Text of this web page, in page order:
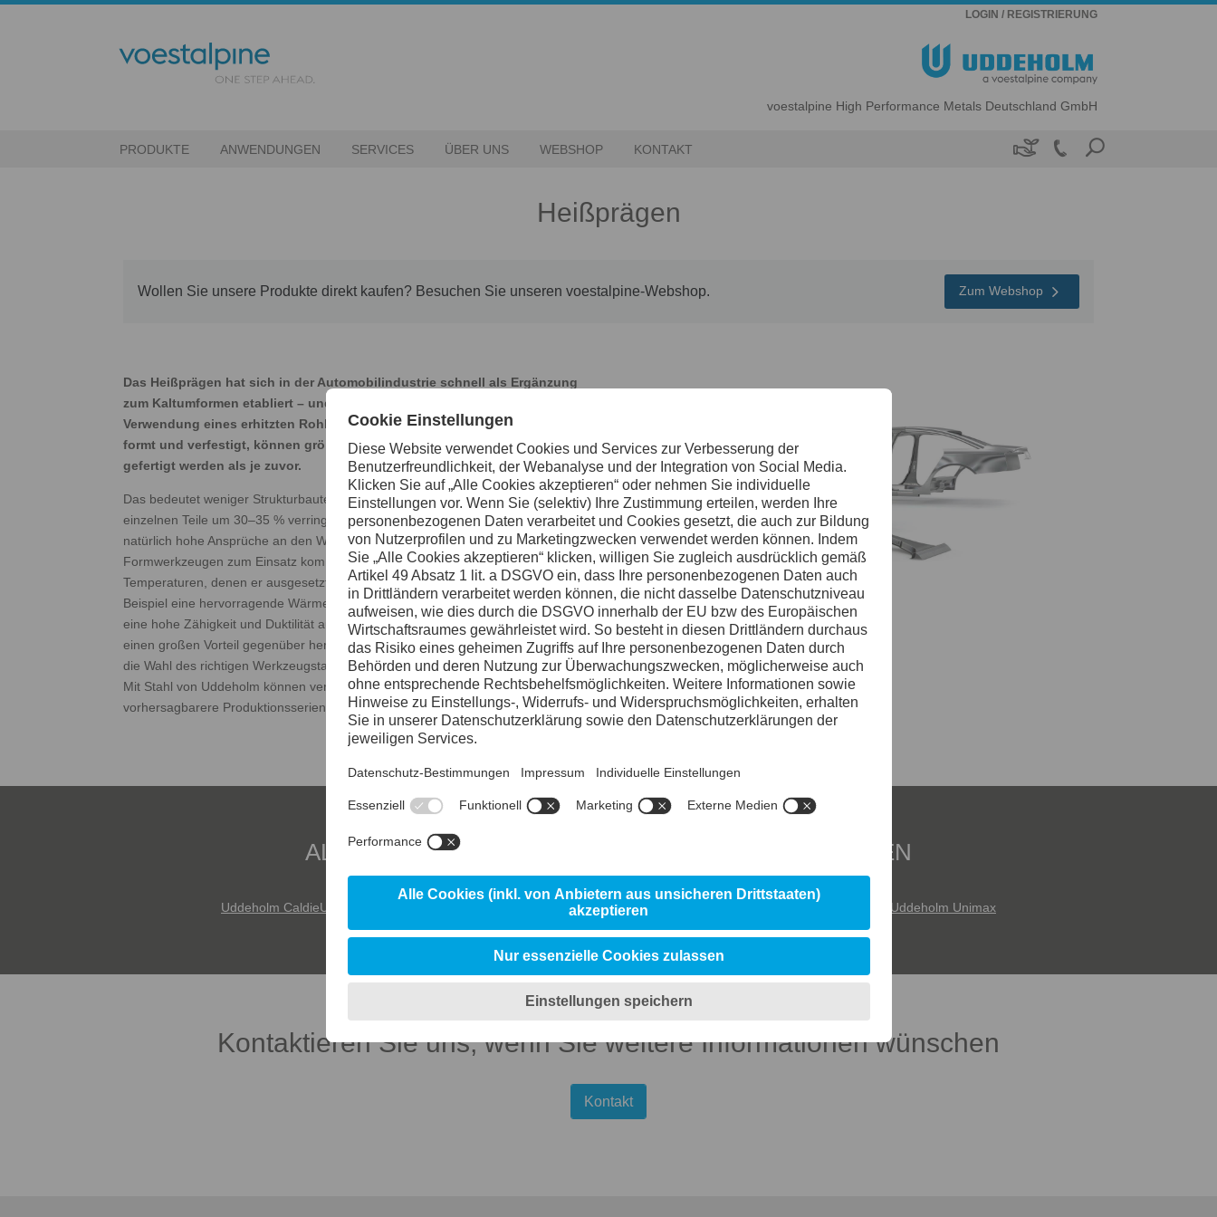
LOGIN / REGISTRIERUNG
voestalpine High Performance Metals Deutschland GmbH
PRODUKTE ANWENDUNGEN SERVICES ÜBER UNS WEBSHOP KONTAKT 
Heißprägen
Wollen Sie unsere Produkte direkt kaufen? Besuchen Sie unseren voestalpine-Webshop. Zum Webshop
Das Heißprägen hat sich in der Automobilindustrie schnell als Ergänzung
zum Kaltumformen etabliert – und das ist kein Wunder. Durch die
Verwendung eines erhitzten Rohlings, der sich im Formwerkzeug schnell
formt und verfestigt, können größere, festere und komplexere Teile
gefertigt werden als je zuvor.
Das bedeutet weniger Strukturbauteile je Fahrzeug, wobei das Gewicht der
einzelnen Teile um 30–35 % verringert werden kann. Daraus ergeben sich
natürlich hohe Ansprüche an den Werkzeugstahl, der in diesen
Formwerkzeugen zum Einsatz kommt. Damit der Werkzeugstahl bei den
Temperaturen, denen er ausgesetzt wird, zuverlässig funktioniert, muss er zum
Beispiel eine hervorragende Wärmeleitfähigkeit und Warmstreckfestigkeit sowie
eine hohe Zähigkeit und Duktilität aufweisen. Das Heißprägen bedeutet bereits
einen großen Vorteil gegenüber herkömmlichen Produktionsverfahren. Durch
die Wahl des richtigen Werkzeugstahls können Sie diesen Vorteil maximieren.
Mit Stahl von Uddeholm können verbreitete Probleme vermieden und längere,
vorhersagbarere Produktionsserien und kürzere Zykluszeiten erzielt werden.
ALLE WERKZEUGSTÄHLE IM BEREICH HEISSPRÄGEN
Uddeholm CaldieUddeholm Dievar Uddeholm Impax SupremeUddeholm Orvar Supreme Uddeholm Unimax
Kontaktieren Sie uns, wenn Sie weitere Informationen wünschen
Kontakt